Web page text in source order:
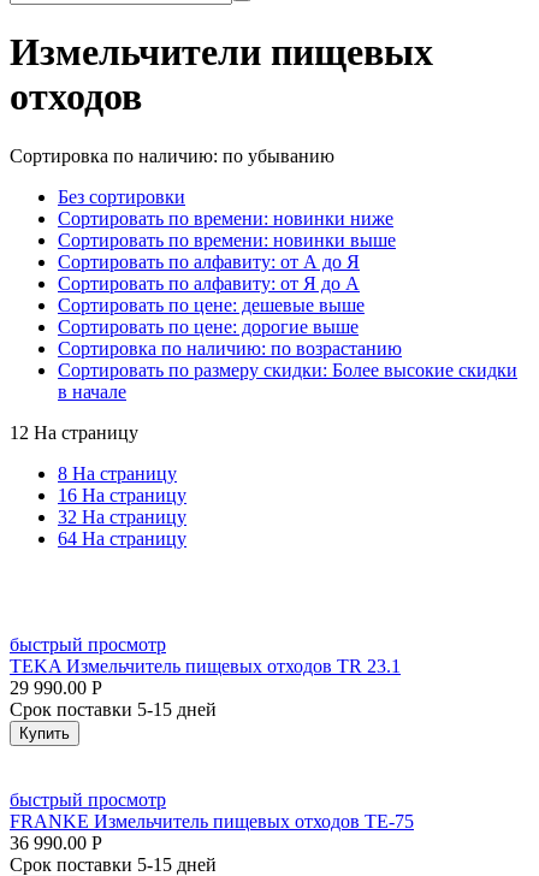
Измельчители пищевых
отходов
Сортировка по наличию: по убыванию
Без сортировки
Сортировать по времени: новинки ниже
Сортировать по времени: новинки выше
Сортировать по алфавиту: от А до Я
Сортировать по алфавиту: от Я до А
Сортировать по цене: дешевые выше
Сортировать по цене: дорогие выше
Сортировка по наличию: по возрастанию
Сортировать по размеру скидки: Более высокие скидки
в начале
12 На страницу
8 На страницу
16 На страницу
32 На страницу
64 На страницу
быстрый просмотр
TEKA Измельчитель пищевых отходов TR 23.1
29 990.00 Р
Срок поставки 5-15 дней
Купить
быстрый просмотр
FRANKE Измельчитель пищевых отходов TE-75
36 990.00 Р
Срок поставки 5-15 дней